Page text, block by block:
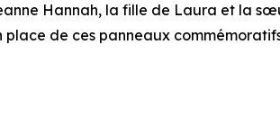
Hannah, la fille de Laura et la
de ces panneaux